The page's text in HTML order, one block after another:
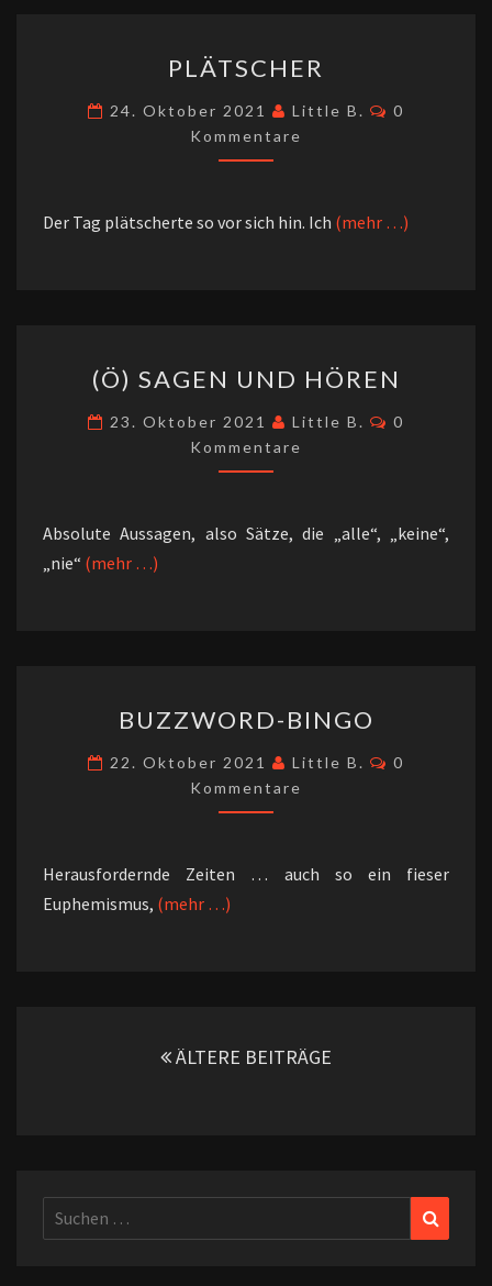
PLÄTSCHER
24. Oktober 2021 Little B.
0
Kommentare
Der Tag plätscherte so vor sich hin. Ich (mehr …)
SAGEN
UND
HÖREN
(Ö) SAGEN UND HÖREN
23. Oktober 2021 Little B.
0
Kommentare
Absolute Aussagen, also Sätze, die „alle“, „keine“,
„nie“ (mehr …)
BINGO
BUZZWORD-BINGO
22. Oktober 2021 Little B.
0
Kommentare
Herausfordernde Zeiten … auch so ein fieser
Euphemismus, (mehr …)
ÄLTERE BEITRÄGE
Suchen
nach: